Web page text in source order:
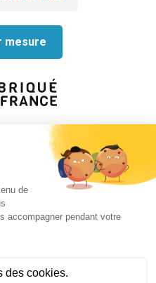
mesure
créatives
sur les réseaux